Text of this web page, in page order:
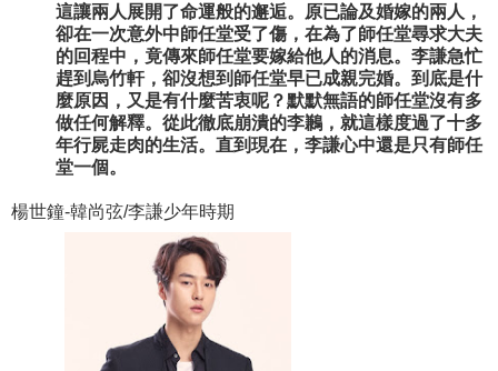
這讓兩人展開了命運般的邂逅。原已論及婚嫁的兩人，
卻在一次意外中師任堂受了傷，在為了師任堂尋求大夫
的回程中，竟傳來師任堂要嫁給他人的消息。李謙急忙
趕到烏竹軒，卻沒想到師任堂早已成親完婚。到底是什
麼原因，又是有什麼苦衷呢？默默無語的師任堂沒有多
做任何解釋。從此徹底崩潰的李鶼，就這樣度過了十多
年行屍走肉的生活。直到現在，李謙心中還是只有師任
堂一個。
楊世鐘-韓尚弦/李謙少年時期